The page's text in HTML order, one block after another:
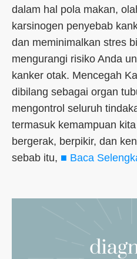
dalam hal pola makan,
karsinogen penyebab
dan meminimalkan stres
mengurangi risiko Anda
kanker otak. Mencegah
dibilang sebagai organ
mengontrol seluruh
termasuk kemampuan
bergerak, berpikir, dan
sebab itu, ■ Baca